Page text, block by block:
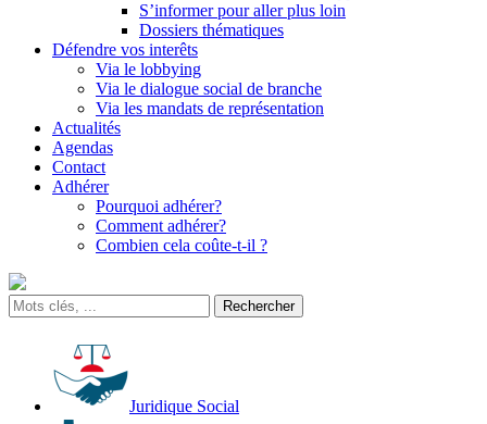
S’informer pour aller plus loin
Dossiers thématiques
Défendre vos interêts
Via le lobbying
Via le dialogue social de branche
Via les mandats de représentation
Actualités
Agendas
Contact
Adhérer
Pourquoi adhérer?
Comment adhérer?
Combien cela coûte-t-il ?
Juridique Social